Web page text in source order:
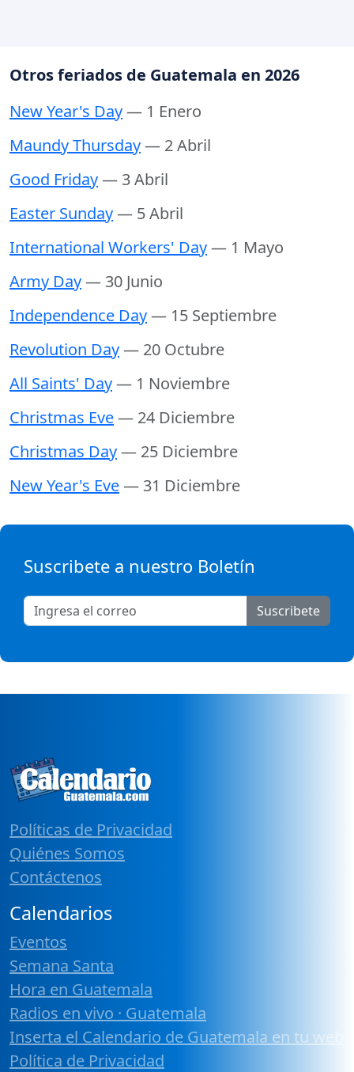
Otros feriados de Guatemala en 2026
New Year's Day— 1 Enero
Maundy Thursday— 2 Abril
Good Friday— 3 Abril
Easter Sunday— 5 Abril
International Workers' Day— 1 Mayo
Army Day— 30 Junio
Independence Day— 15 Septiembre
Revolution Day— 20 Octubre
All Saints' Day— 1 Noviembre
Christmas Eve— 24 Diciembre
Christmas Day— 25 Diciembre
New Year's Eve— 31 Diciembre
Suscribete a nuestro Boletín
Suscribete
Políticas de Privacidad
Quiénes Somos
Contáctenos
Calendarios
Eventos
Semana Santa
Hora en Guatemala
Radios en vivo · Guatemala
Inserta el Calendario de Guatemala en tu web
Política de Privacidad